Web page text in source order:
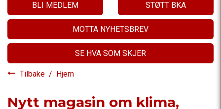
BLI MEDLEM STØTT BKA
MOTTA NYHETSBREV
SE HVA SOM SKJER
Tilbake / Hjem
Nytt magasin om klima,